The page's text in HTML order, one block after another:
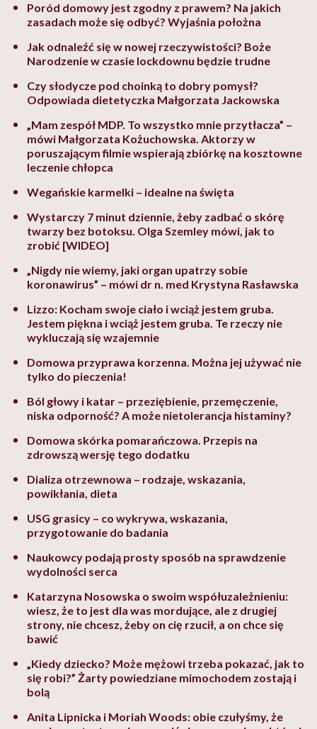
Poród domowy jest zgodny z prawem? Na jakich
zasadach może się odbyć? Wyjaśnia położna
Jak odnaleźć się w nowej rzeczywistości? Boże
Narodzenie w czasie lockdownu będzie trudne
Czy słodycze pod choinką to dobry pomysł?
Odpowiada dietetyczka Małgorzata Jackowska
„Mam zespół MDP. To wszystko mnie przytłacza” –
mówi Małgorzata Kożuchowska. Aktorzy w
poruszającym filmie wspierają zbiórkę na kosztowne
leczenie chłopca
Wegańskie karmelki – idealne na święta
Wystarczy 7 minut dziennie, żeby zadbać o skórę
twarzy bez botoksu. Olga Szemley mówi, jak to
zrobić [WIDEO]
„Nigdy nie wiemy, jaki organ upatrzy sobie
koronawirus” – mówi dr n. med Krystyna Rasławska
Lizzo: Kocham swoje ciało i wciąż jestem gruba.
Jestem piękna i wciąż jestem gruba. Te rzeczy nie
wykluczają się wzajemnie
Domowa przyprawa korzenna. Można jej używać nie
tylko do pieczenia!
Ból głowy i katar – przeziębienie, przemęczenie,
niska odporność? A może nietolerancja histaminy?
Domowa skórka pomarańczowa. Przepis na
zdrowszą wersję tego dodatku
Dializa otrzewnowa – rodzaje, wskazania,
powikłania, dieta
USG grasicy – co wykrywa, wskazania,
przygotowanie do badania
Naukowcy podają prosty sposób na sprawdzenie
wydolności serca
Katarzyna Nosowska o swoim współuzależnieniu:
wiesz, że to jest dla was mordujące, ale z drugiej
strony, nie chcesz, żeby on cię rzucił, a on chce się
bawić
„Kiedy dziecko? Może mężowi trzeba pokazać, jak to
się robi?” Żarty powiedziane mimochodem zostają i
bolą
Anita Lipnicka i Moriah Woods: obie czułyśmy, że